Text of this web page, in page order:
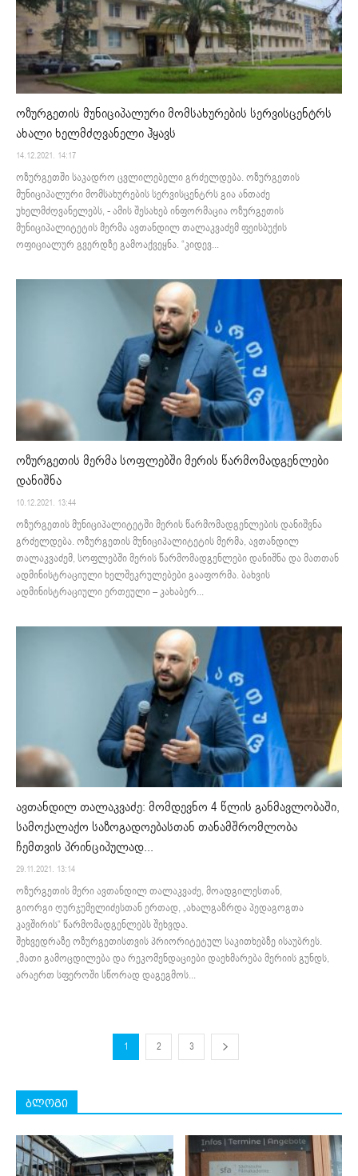
ოზურგეთის მუნიციპალური მომსახურების სერვისცენტრს
ახალი ხელმძღვანელი ჰყავს
14.12.2021. 14:17
ოზურგეთში საკადრო ცვლილებელი გრძელდება. ოზურგეთის
მუნიციპალური მომსახურების სერვისცენტრს გია ანთაძე
უხელმძღვანელებს, - ამის შესახებ ინფორმაცია ოზურგეთის
მუნიციპალიტეტის მერმა ავთანდილ თალაკვაძემ ფეისბუქის
ოფიციალურ გვერდზე გამოაქვეყნა. “კიდევ...
ოზურგეთის მერმა სოფლებში მერის წარმომადგენლები
დანიშნა
10.12.2021. 13:44
ოზურგეთის მუნიციპალიტეტში მერის წარმომადგენლების დანიშვნა
გრძელდება. ოზურგეთის მუნიციპალიტეტის მერმა, ავთანდილ
თალაკვაძემ, სოფლებში მერის წარმომადგენლები დანიშნა და მათთან
ადმინისტრაციული ხელშეკრულებები გააფორმა. ბახვის
ადმინისტრაციული ერთეული – კახაბერ...
ავთანდილ თალაკვაძე: მომდევნო 4 წლის განმავლობაში,
სამოქალაქო საზოგადოებასთან თანამშრომლობა
ჩემთვის პრინციპულად...
29.11.2021. 13:14
ოზურგეთის მერი ავთანდილ თალაკვაძე, მოადგილესთან,
გიორგი ღურჯუმელიძესთან ერთად, „ახალგაზრდა პედაგოგთა
კავშირის“ წარმომადგენლებს შეხვდა.
შეხვედრაზე ოზურგეთისთვის პრიორიტეტულ საკითხებზე ისაუბრეს.
„მათი გამოცდილება და რეკომენდაციები დაეხმარება მერიის გუნდს,
არაერთ სფეროში სწორად დაგეგმოს...
1 2 3
ბლოგი